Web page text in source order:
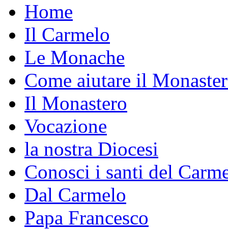
Home
Il Carmelo
Le Monache
Come aiutare il
Il Monastero
Vocazione
la nostra Diocesi
Conosci i santi del
Dal Carmelo
Papa Francesco